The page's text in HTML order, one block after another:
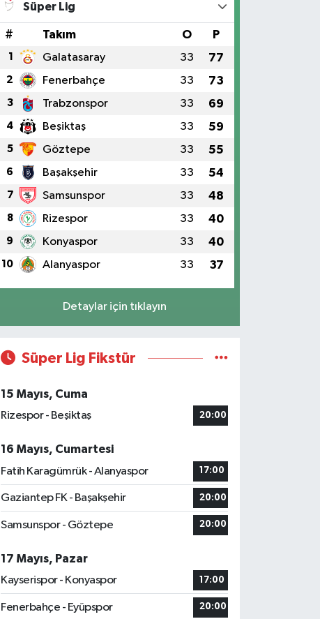
Süper Lig
# Takım O P
1 Galatasaray 33 77
2 Fenerbahçe 33 73
3 Trabzonspor 33 69
4 Beşiktaş 33 59
5 Göztepe 33 55
6 Başakşehir 33 54
7 Samsunspor 33 48
8 Rizespor 33 40
9 Konyaspor 33 40
10 Alanyaspor 33 37
Detaylar için tıklayın
Süper Lig Fikstür
15 Mayıs, Cuma
Rizespor - Beşiktaş
20:00
16 Mayıs, Cumartesi
Fatih Karagümrük - Alanyaspor
17:00
Gaziantep FK - Başakşehir 20:00
Samsunspor - Göztepe 20:00
17 Mayıs, Pazar
Kayserispor - Konyaspor
17:00
Fenerbahçe - Eyüpspor 20:00